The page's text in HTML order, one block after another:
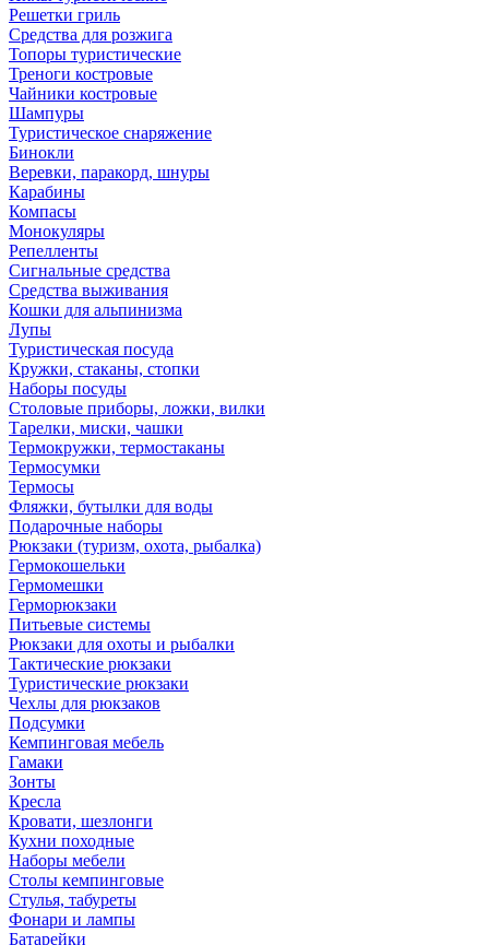
Решетки гриль
Средства для розжига
Топоры туристические
Треноги костровые
Чайники костровые
Шампуры
Туристическое снаряжение
Бинокли
Веревки, паракорд, шнуры
Карабины
Компасы
Монокуляры
Репелленты
Сигнальные средства
Средства выживания
Кошки для альпинизма
Лупы
Туристическая посуда
Кружки, стаканы, стопки
Наборы посуды
Столовые приборы, ложки, вилки
Тарелки, миски, чашки
Термокружки, термостаканы
Термосумки
Термосы
Фляжки, бутылки для воды
Подарочные наборы
Рюкзаки (туризм, охота, рыбалка)
Гермокошельки
Гермомешки
Герморюкзаки
Питьевые системы
Рюкзаки для охоты и рыбалки
Тактические рюкзаки
Туристические рюкзаки
Чехлы для рюкзаков
Подсумки
Кемпинговая мебель
Гамаки
Зонты
Кресла
Кровати, шезлонги
Кухни походные
Наборы мебели
Столы кемпинговые
Стулья, табуреты
Фонари и лампы
Батарейки